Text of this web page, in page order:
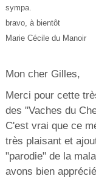
sympa.
bravo, à bientôt
Marie Cécile du Manoir
Mon cher Gilles,
Merci pour cette
des "Vaches du
C'est vrai que ce
très plaisant et
"parodie" de la
avons bien apprécié